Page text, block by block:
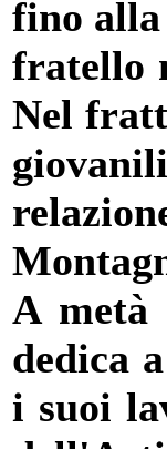
fino
fratello
Nel
A metà
dedica
i suoi